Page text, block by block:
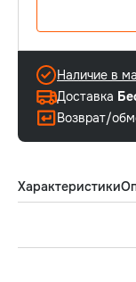
Наличие в
Доставка
Возврат/
Характеристики